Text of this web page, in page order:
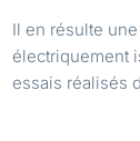
Il en résulte
électriquement
essais réalisés